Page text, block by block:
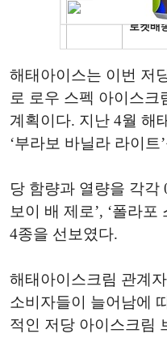
해태아이스는 이번 저
로 로우 스펙 아이스
계획이다. 지난 4월 해
‘부라보 바닐라 라이트
당 함량과 열량을 각각
보이 배 제로’, ‘폴라
4종을 선보였다.
해태아이스크림 관계
소비자들이 늘어남에
적인 저당 아이스크림